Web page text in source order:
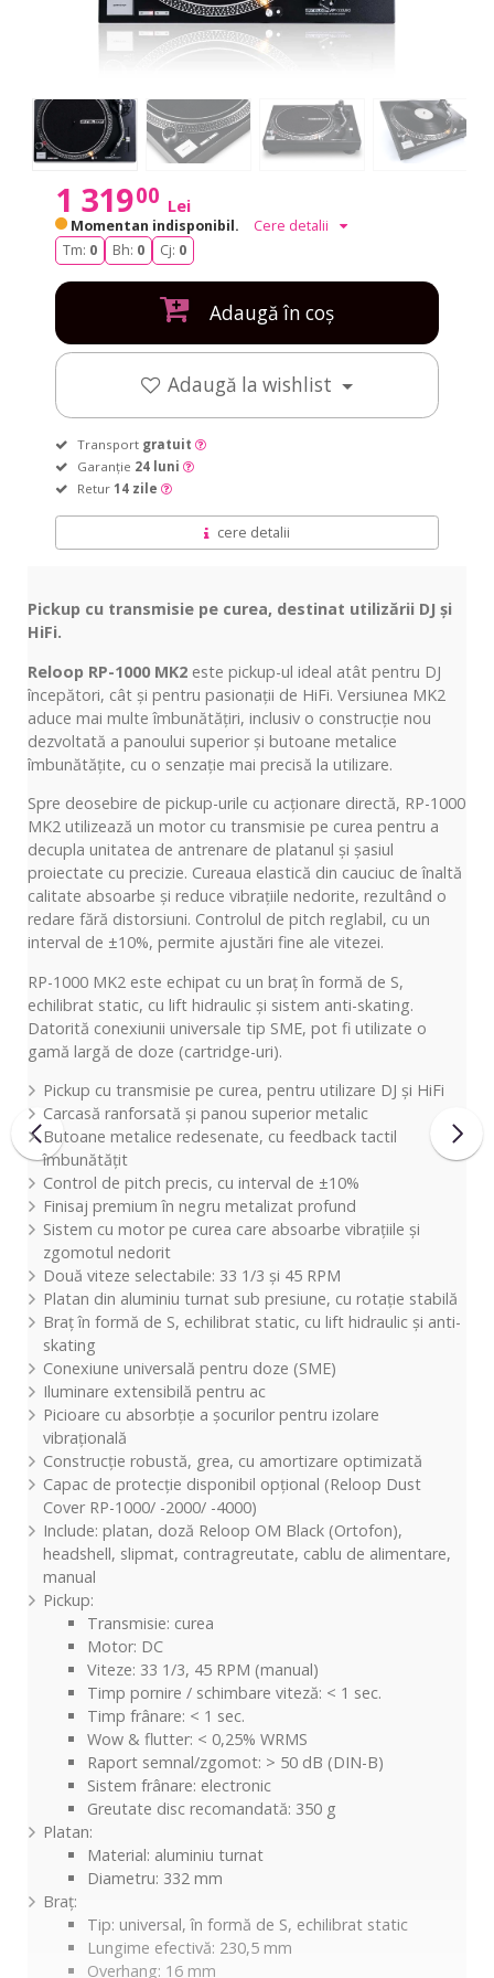
1 31900 Lei
Momentan indisponibil.
Cere detalii
Tm: 0 Bh: 0 Cj: 0
Adaugă în coș
Adaugă la wishlist
Transport gratuit
Garanție 24 luni
Retur 14 zile
cere detalii
Pickup cu transmisie pe curea, destinat utilizării DJ și
HiFi.
Reloop RP-1000 MK2 este pickup-ul ideal atât pentru DJ
începători, cât și pentru pasionații de HiFi. Versiunea MK2
aduce mai multe îmbunătățiri, inclusiv o construcție nou
dezvoltată a panoului superior și butoane metalice
îmbunătățite, cu o senzație mai precisă la utilizare.
Spre deosebire de pickup-urile cu acționare directă, RP-1000
MK2 utilizează un motor cu transmisie pe curea pentru a
decupla unitatea de antrenare de platanul și șasiul
proiectate cu precizie. Cureaua elastică din cauciuc de înaltă
calitate absoarbe și reduce vibrațiile nedorite, rezultând o
redare fără distorsiuni. Controlul de pitch reglabil, cu un
interval de ±10%, permite ajustări fine ale vitezei.
RP-1000 MK2 este echipat cu un braț în formă de S,
echilibrat static, cu lift hidraulic și sistem anti-skating.
Datorită conexiunii universale tip SME, pot fi utilizate o
gamă largă de doze (cartridge-uri).
Pickup cu transmisie pe curea, pentru utilizare DJ și HiFi
Carcasă ranforsată și panou superior metalic
Butoane metalice redesenate, cu feedback tactil
îmbunătățit
Control de pitch precis, cu interval de ±10%
Finisaj premium în negru metalizat profund
Sistem cu motor pe curea care absoarbe vibrațiile și
zgomotul nedorit
Două viteze selectabile: 33 1/3 și 45 RPM
Platan din aluminiu turnat sub presiune, cu rotație stabilă
Braț în formă de S, echilibrat static, cu lift hidraulic și anti-
skating
Conexiune universală pentru doze (SME)
Iluminare extensibilă pentru ac
Picioare cu absorbție a șocurilor pentru izolare
vibrațională
Construcție robustă, grea, cu amortizare optimizată
Capac de protecție disponibil opțional (Reloop Dust
Cover RP-1000/ -2000/ -4000)
Include: platan, doză Reloop OM Black (Ortofon),
headshell, slipmat, contragreutate, cablu de alimentare,
manual
Pickup:
Transmisie: curea
Motor: DC
Viteze: 33 1/3, 45 RPM (manual)
Timp pornire / schimbare viteză: < 1 sec.
Timp frânare: < 1 sec.
Wow & flutter: < 0,25% WRMS
Raport semnal/zgomot: > 50 dB (DIN-B)
Sistem frânare: electronic
Greutate disc recomandată: 350 g
Platan:
Material: aluminiu turnat
Diametru: 332 mm
Braț:
Tip: universal, în formă de S, echilibrat static
Lungime efectivă: 230,5 mm
Overhang: 16 mm